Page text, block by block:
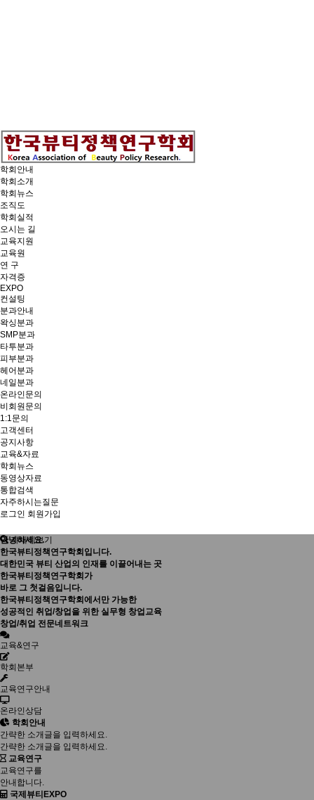
학회안내
학회소개
학회뉴스
조직도
학회실적
오시는 길
교육지원
교육원
연 구
자격증
EXPO
컨설팅
분과안내
왁싱분과
SMP분과
타투분과
피부분과
헤어분과
네일분과
온라인문의
비회원문의
1:1문의
고객센터
공지사항
교육&자료
학회뉴스
동영상자료
통합검색
자주하시는질문
로그인 회원가입
안녕하세요.
한국뷰티정책연구학회입니다.
대한민국 뷰티 산업의 인재를 이끌어내는 곳
한국뷰티정책연구학회가
바로 그 첫걸음입니다.
한국뷰티정책연구학회에서만 가능한
성공적인 취업/창업을 위한 실무형 창업교육
창업/취업 전문네트워크
교육&연구
학회본부
교육연구안내
온라인상담
학회안내
간략한 소개글을 입력하세요.
간략한 소개글을 입력하세요.
교육연구
교육연구를
안내합니다.
국제뷰티EXPO
자세히보기